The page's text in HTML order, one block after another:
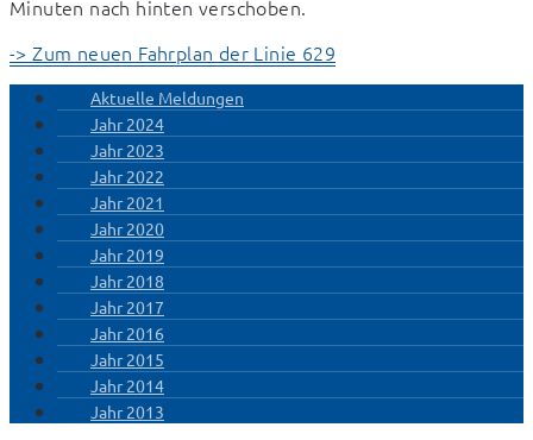
Minuten nach hinten verschoben.
-> Zum neuen Fahrplan der Linie 629
Aktuelle Meldungen
Jahr 2024
Jahr 2023
Jahr 2022
Jahr 2021
Jahr 2020
Jahr 2019
Jahr 2018
Jahr 2017
Jahr 2016
Jahr 2015
Jahr 2014
Jahr 2013